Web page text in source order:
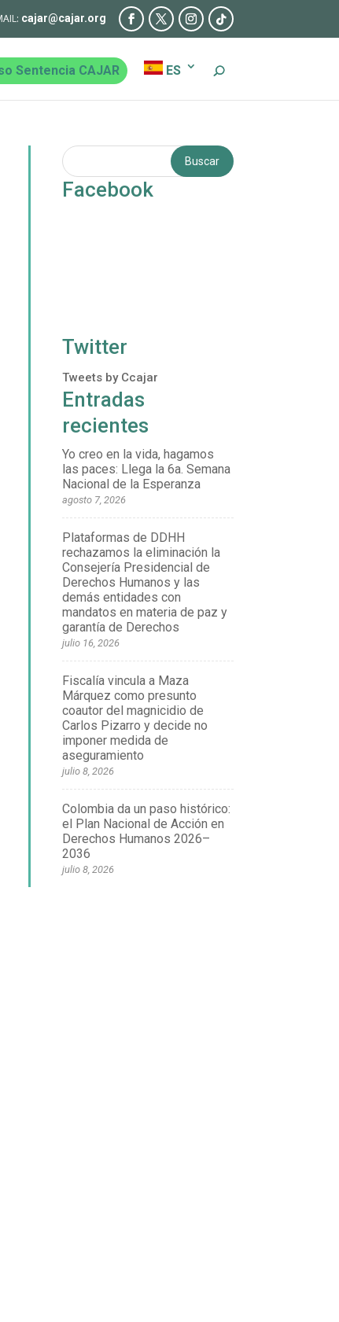
cajar@cajar.org
Sentencia CAJAR ES
Facebook
Twitter
Tweets by Ccajar
Entradas
recientes
Yo creo en la vida, hagamos
las paces: Llega la 6a. Semana
Nacional de la Esperanza
agosto 7, 2026
Plataformas de DDHH
rechazamos la eliminación la
Consejería Presidencial de
Derechos Humanos y las
demás entidades con
mandatos en materia de paz y
garantía de Derechos
julio 16, 2026
Fiscalía vincula a Maza
Márquez como presunto
coautor del magnicidio de
Carlos Pizarro y decide no
imponer medida de
aseguramiento
julio 8, 2026
Colombia da un paso histórico:
el Plan Nacional de Acción en
Derechos Humanos 2026–
2036
julio 8, 2026